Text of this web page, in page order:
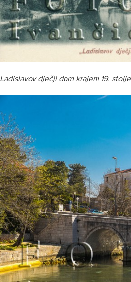
Ladislavov dječji dom krajem 19.